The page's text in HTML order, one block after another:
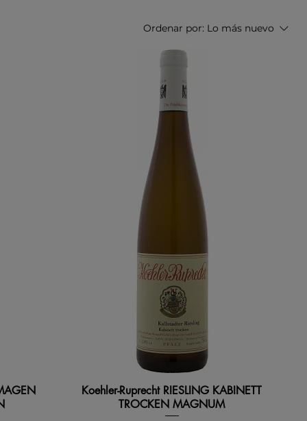
Ordenar por: Lo más nuevo
Koehler-Ruprecht RIESLING KABINETT
TROCKEN MAGNUM